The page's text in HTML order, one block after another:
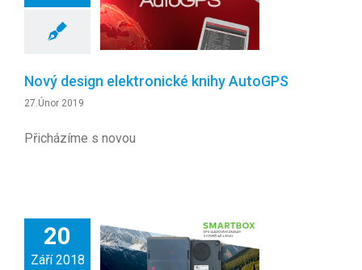
Nový design elektronické knihy AutoGPS
27.Únor 2019
Přicházíme s novou
20
Září 2018